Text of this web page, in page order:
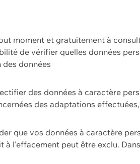
moment et gratuitement à
de vérifier quelles données
données
des données à caractère
des adaptations
que vos données à caractère
l'effacement peut être exclu.